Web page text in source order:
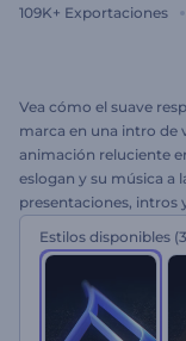
109K+ Exportaciones
Vea cómo el suave
marca en una intro de
animación reluciente
eslogan y su música a
presentaciones, intros
Formación
Estilos disponibles